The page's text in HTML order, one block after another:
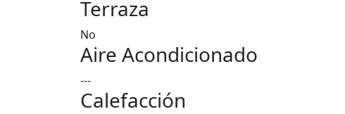
Terraza
No
Aire Acondicionado
---
Calefacción